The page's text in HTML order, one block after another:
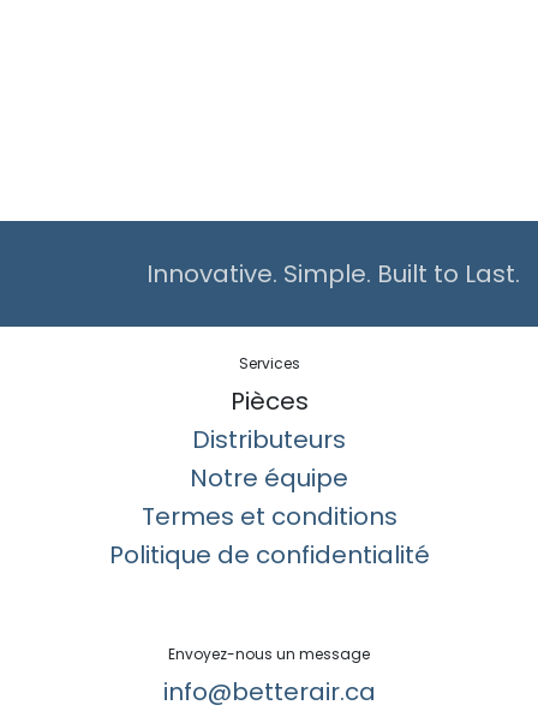
Innovative. Simple. Built to Last.
Services
Pièces
Distributeurs
Notre équipe
Termes et conditions
Politique de confidentialité
Envoyez-nous un message
info@betterair.ca